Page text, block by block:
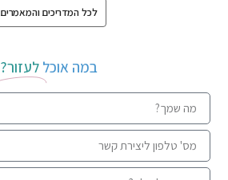
לכל המדריכים והמאמרים
במה אוכל לעזור?